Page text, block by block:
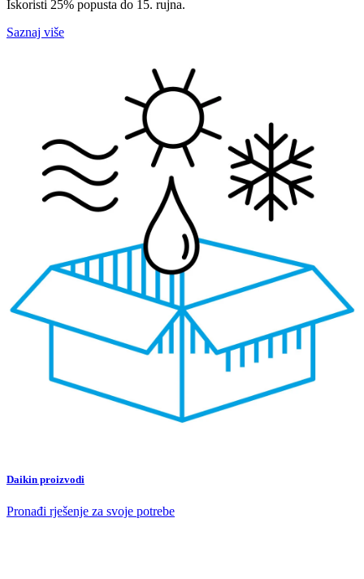
Iskoristi 25% popusta do 15. rujna.
Saznaj više
Daikin proizvodi
Pronađi rješenje za svoje potrebe